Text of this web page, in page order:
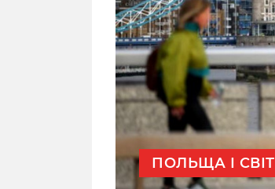
ПОЛЬЩА І СВІТ